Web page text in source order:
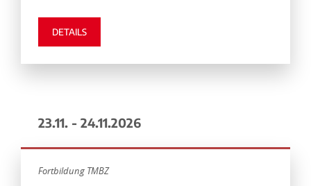
DETAILS
23.11. - 24.11.2026
Fortbildung TMBZ